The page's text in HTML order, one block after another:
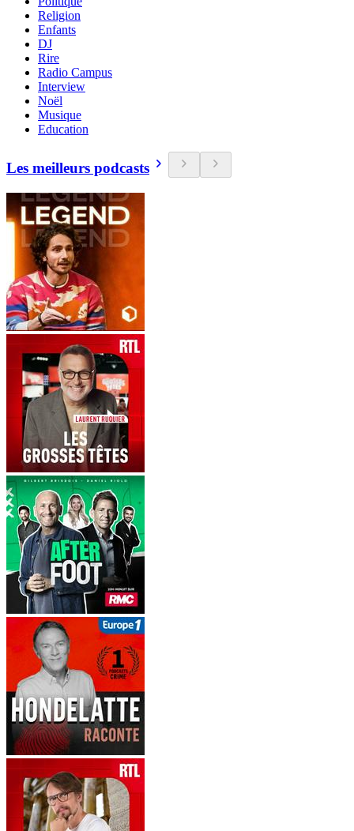
Religion
Enfants
DJ
Rire
Radio Campus
Interview
Noël
Musique
Education
Les meilleurs podcasts